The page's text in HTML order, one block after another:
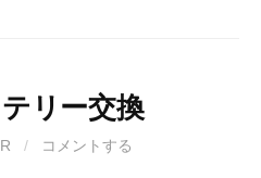
リー交換
/ コメントする